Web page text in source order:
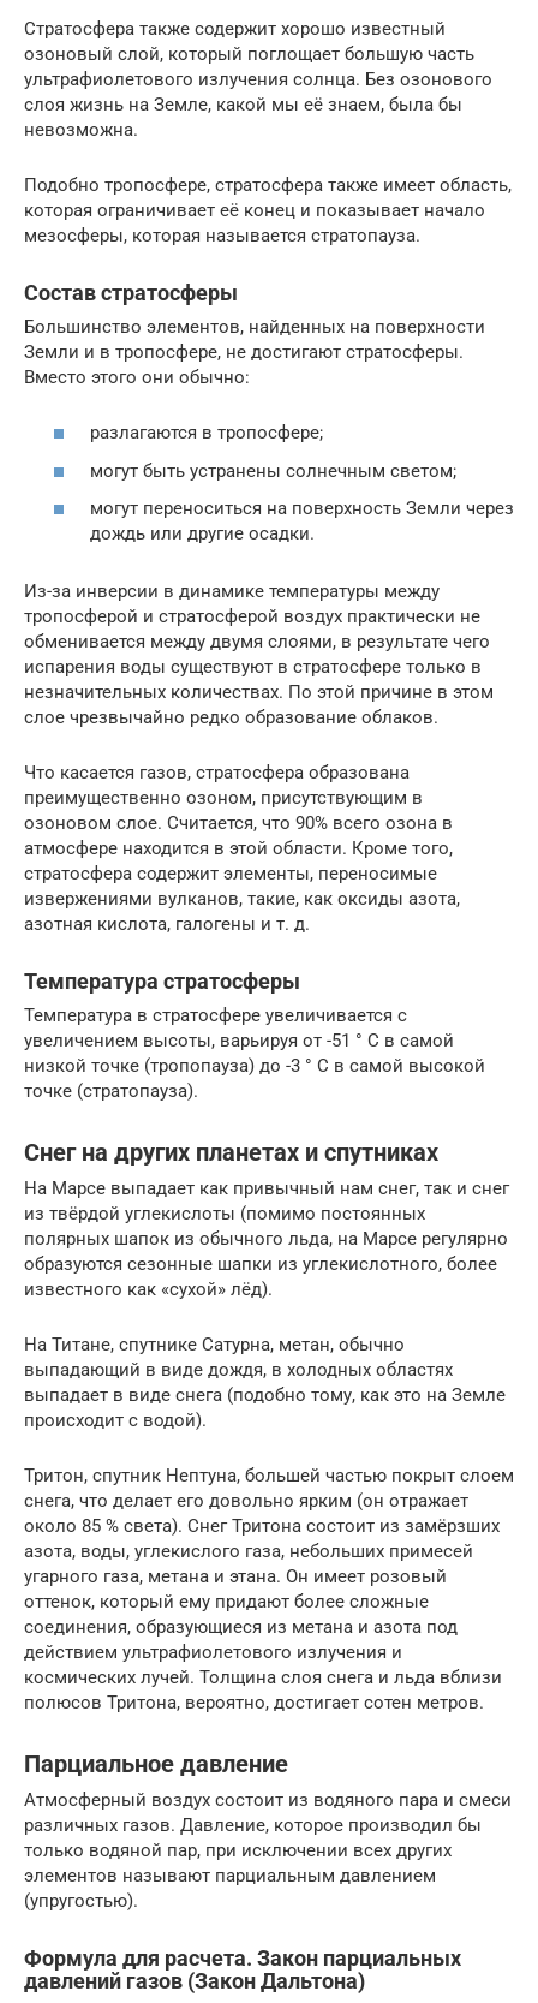
Стратосфера также содержит хорошо известный
озоновый слой, который поглощает большую часть
ультрафиолетового излучения солнца. Без озонового
слоя жизнь на Земле, какой мы её знаем, была бы
невозможна.
Подобно тропосфере, стратосфера также имеет область,
которая ограничивает её конец и показывает начало
мезосферы, которая называется стратопауза.
Состав стратосферы
Большинство элементов, найденных на поверхности
Земли и в тропосфере, не достигают стратосферы.
Вместо этого они обычно:
разлагаются в тропосфере;
могут быть устранены солнечным светом;
могут переноситься на поверхность Земли через
дождь или другие осадки.
Из-за инверсии в динамике температуры между
тропосферой и стратосферой воздух практически не
обменивается между двумя слоями, в результате чего
испарения воды существуют в стратосфере только в
незначительных количествах. По этой причине в этом
слое чрезвычайно редко образование облаков.
Что касается газов, стратосфера образована
преимущественно озоном, присутствующим в
озоновом слое. Считается, что 90% всего озона в
атмосфере находится в этой области. Кроме того,
стратосфера содержит элементы, переносимые
извержениями вулканов, такие, как оксиды азота,
азотная кислота, галогены и т. д.
Температура стратосферы
Температура в стратосфере увеличивается с
увеличением высоты, варьируя от -51 ° C в самой
низкой точке (тропопауза) до -3 ° C в самой высокой
точке (стратопауза).
Снег на других планетах и спутниках
На Марсе выпадает как привычный нам снег, так и снег
из твёрдой углекислоты (помимо постоянных
полярных шапок из обычного льда, на Марсе регулярно
образуются сезонные шапки из углекислотного, более
известного как «сухой» лёд).
На Титане, спутнике Сатурна, метан, обычно
выпадающий в виде дождя, в холодных областях
выпадает в виде снега (подобно тому, как это на Земле
происходит с водой).
Тритон, спутник Нептуна, большей частью покрыт слоем
снега, что делает его довольно ярким (он отражает
около 85 % света). Снег Тритона состоит из замёрзших
азота, воды, углекислого газа, небольших примесей
угарного газа, метана и этана. Он имеет розовый
оттенок, который ему придают более сложные
соединения, образующиеся из метана и азота под
действием ультрафиолетового излучения и
космических лучей. Толщина слоя снега и льда вблизи
полюсов Тритона, вероятно, достигает сотен метров.
Парциальное давление
Атмосферный воздух состоит из водяного пара и смеси
различных газов. Давление, которое производил бы
только водяной пар, при исключении всех других
элементов называют парциальным давлением
(упругостью).
Формула для расчета. Закон парциальных
давлений газов (Закон Дальтона)